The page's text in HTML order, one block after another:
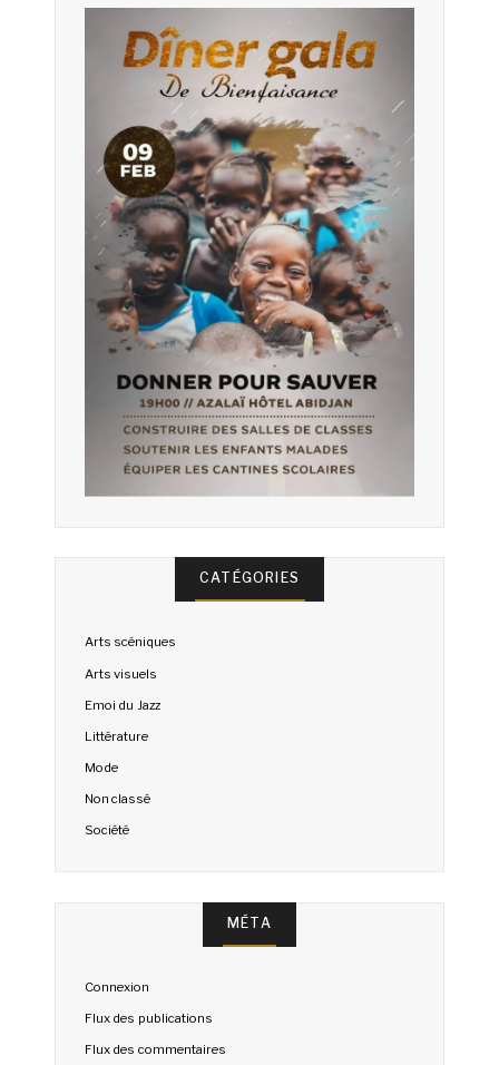
CATÉGORIES
Arts scéniques
Arts visuels
Emoi du Jazz
Littérature
Mode
Non classé
Société
MÉTA
Connexion
Flux des publications
Flux des commentaires